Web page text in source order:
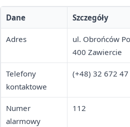
Dane Szczegóły
Adres
ul. Obrońców
400 Zawiercie
Telefony
kontaktowe
(+48) 32 672
Numer
alarmowy
112